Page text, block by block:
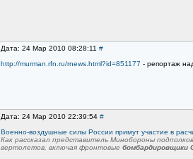
Дата: 24 Мар 2010 08:28:11 #
http://murman.rfn.ru/rnews.html?id=851177 - репортаж
Дата: 24 Мар 2010 22:39:54 #
Военно-воздушные силы России примут участие в
Как рассказал представитель Минобороны
вертолетов, включая фронтовые бомбардировщики